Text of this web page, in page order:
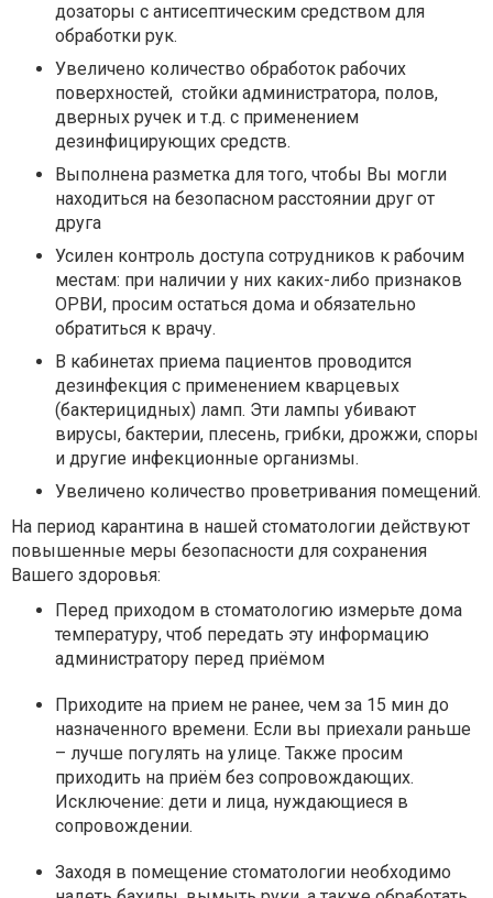
дозаторы с антисептическим средством для
обработки рук.
Увеличено количество обработок рабочих
поверхностей, стойки администратора, полов,
дверных ручек и т.д. с применением
дезинфицирующих средств.
Выполнена разметка для того, чтобы Вы могли
находиться на безопасном расстоянии друг от
друга
Усилен контроль доступа сотрудников к рабочим
местам: при наличии у них каких-либо признаков
ОРВИ, просим остаться дома и обязательно
обратиться к врачу.
В кабинетах приема пациентов проводится
дезинфекция с применением кварцевых
(бактерицидных) ламп. Эти лампы убивают
вирусы, бактерии, плесень, грибки, дрожжи, споры
и другие инфекционные организмы.
Увеличено количество проветривания помещений.
На период карантина в нашей стоматологии действуют
повышенные меры безопасности для сохранения
Вашего здоровья:
Перед приходом в стоматологию измерьте дома
температуру, чтоб передать эту информацию
администратору перед приёмом
Приходите на прием не ранее, чем за 15 мин до
назначенного времени. Если вы приехали раньше
– лучше погулять на улице. Также просим
приходить на приём без сопровождающих.
Исключение: дети и лица, нуждающиеся в
сопровождении.
Заходя в помещение стоматологии необходимо